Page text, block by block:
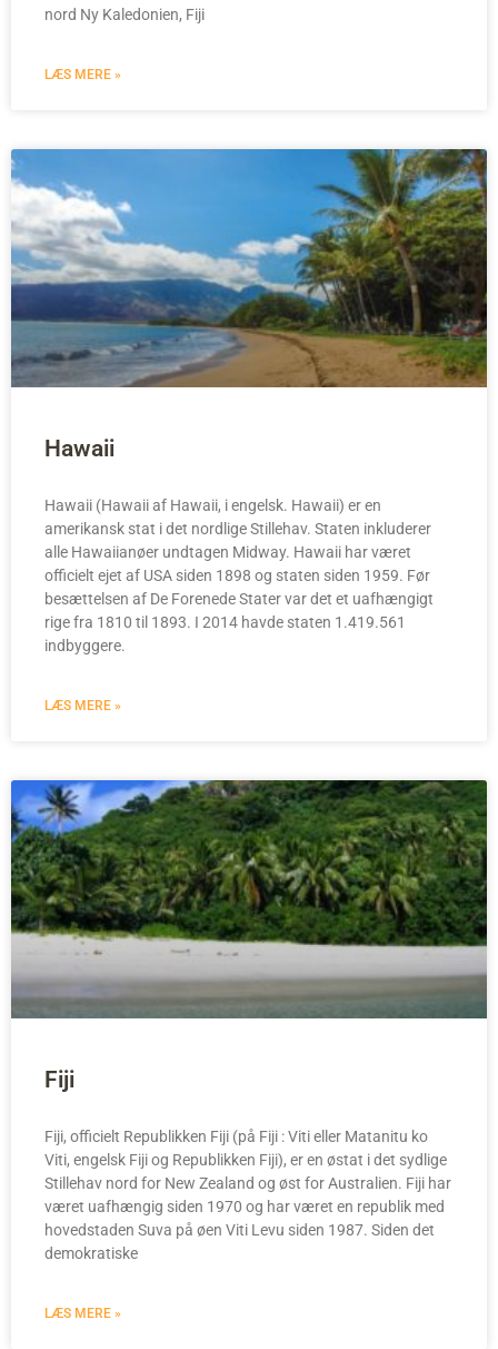
nord Ny Kaledonien, Fiji
LÆS MERE »
Hawaii
Hawaii (Hawaii af Hawaii, i engelsk. Hawaii) er en
amerikansk stat i det nordlige Stillehav. Staten inkluderer
alle Hawaiianøer undtagen Midway. Hawaii har været
officielt ejet af USA siden 1898 og staten siden 1959. Før
besættelsen af De Forenede Stater var det et uafhængigt
rige fra 1810 til 1893. I 2014 havde staten 1.419.561
indbyggere.
LÆS MERE »
Fiji
Fiji, officielt Republikken Fiji (på Fiji : Viti eller Matanitu ko
Viti, engelsk Fiji og Republikken Fiji), er en østat i det sydlige
Stillehav nord for New Zealand og øst for Australien. Fiji har
været uafhængig siden 1970 og har været en republik med
hovedstaden Suva på øen Viti Levu siden 1987. Siden det
demokratiske
LÆS MERE »